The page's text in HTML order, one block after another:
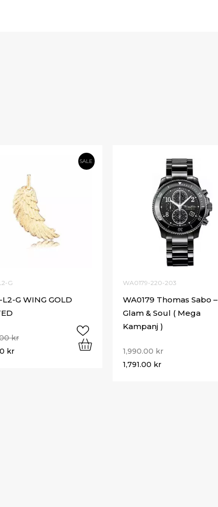
SALE
G
L2-G WING GOLD
kr
kr
WA0179-220-203
WA0179 Thomas Sabo –
Glam & Soul ( Mega
Kampanj )
1,990.00 kr
1,791.00 kr